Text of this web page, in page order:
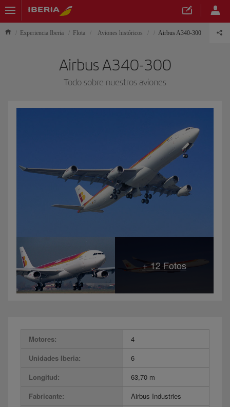
Experiencia Iberia Flota Aviones históricos Airbus A340-300
Airbus A340-300
Todo sobre nuestros aviones
Motores:
4
Unidades Iberia:
6
Longitud:
63,70 m
Fabricante:
Airbus Industries